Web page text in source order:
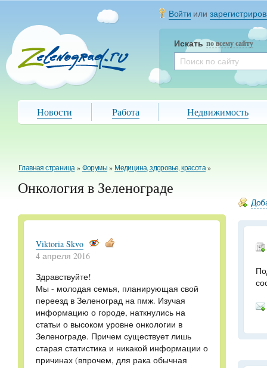
Войти или
Искать по всему сайту
Новости Работа Недвижимость
Главная страница »Форумы» Медицина, здоровье, красота»
Онкология в Зеленограде
Viktoria Skvo
4 апреля 2016
Здравствуйте!
Мы - молодая семья, планирующая свой
переезд в Зеленоград на пмж. Изучая
информацию о городе, наткнулись на
статьи о высоком уровне онкологии в
Зеленограде. Причем существует лишь
старая статистика и никакой информации о
причинах (впрочем, для рака обычная